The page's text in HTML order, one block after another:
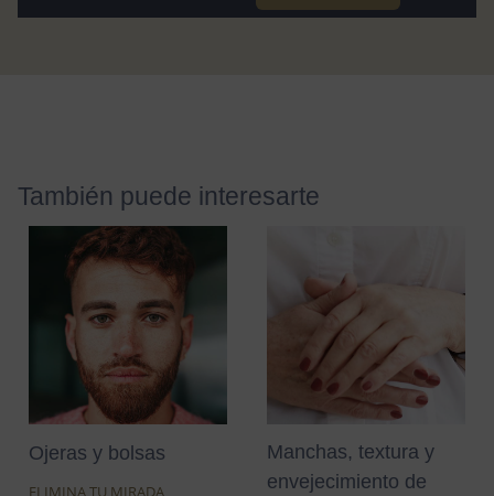
También puede interesarte
Ojeras y bolsas
ELIMINA TU MIRADA
Manchas, textura y
envejecimiento de